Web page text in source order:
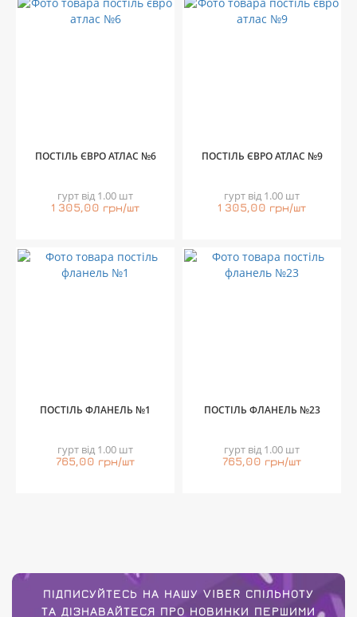
ПОСТІЛЬ ЄВРО АТЛАС №6
гурт від 1.00 шт
1 305,00 грн/шт
ПОСТІЛЬ ЄВРО АТЛАС №9
гурт від 1.00 шт
1 305,00 грн/шт
ПОСТІЛЬ ФЛАНЕЛЬ №1
гурт від 1.00 шт
765,00 грн/шт
ПОСТІЛЬ ФЛАНЕЛЬ №23
гурт від 1.00 шт
765,00 грн/шт
ПІДПИСУЙТЕСЬ НА НАШУ VIBER СПІЛЬНОТУ
ТА ДІЗНАВАЙТЕСЯ ПРО НОВИНКИ ПЕРШИМИ